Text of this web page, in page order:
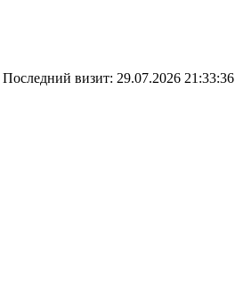
Последний визит: 29.07.2026 21:33:36